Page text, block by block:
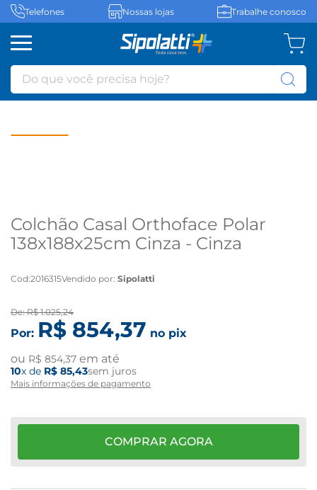
Telefones Nossas lojas Trabalhe conosco
Do que você precisa hoje?
Colchão Casal Orthoface Polar
138x188x25cm Cinza - Cinza
Cod:2016315Vendido por: Sipolatti
De:R$ 1.025,24
Por: R$ 854,37 no pix
ou R$ 854,37 em até
10x de R$ 85,43sem juros
Mais informações de pagamento
COMPRAR AGORA